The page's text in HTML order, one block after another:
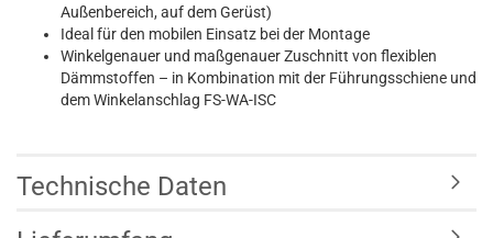
Außenbereich, auf dem Gerüst)
Ideal für den mobilen Einsatz bei der Montage
Winkelgenauer und maßgenauer Zuschnitt von flexiblen
Dämmstoffen – in Kombination mit der Führungsschiene und
dem Winkelanschlag FS-WA-ISC
Technische Daten